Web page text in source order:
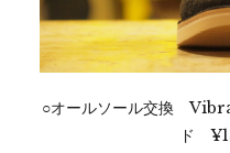
○オールソール交換
ド